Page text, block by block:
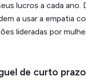
lucros a cada ano.
a usar a empatia
lideradas por
de curto